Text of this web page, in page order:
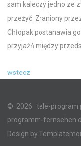
sam kaleczy jedno ze
przeżyć. Zraniony
Chłopak postanawia
przyjaźń między
wstecz
© 2026 tele-
programm-
Design by